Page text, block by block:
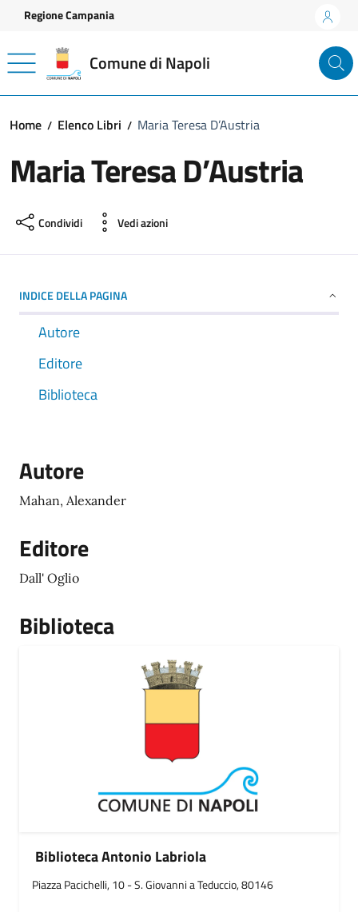
Vai ai contenuti
Vai al footer
Regione Campania
Comune di Napoli
Home Elenco Libri Maria Teresa D’Austria
Maria Teresa D’Austria
Condividi Vedi azioni
INDICE DELLA PAGINA
Autore
Editore
Biblioteca
Autore
Mahan, Alexander
Editore
Dall' Oglio
Biblioteca
Biblioteca Antonio Labriola
Piazza Pacichelli, 10 - S. Giovanni a Teduccio, 80146